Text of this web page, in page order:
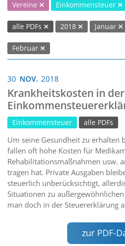
Vereine Einkommensteuer
alle PDFs 2018 Januar
Februar
30 NOV. 2018
Krankheitskosten in der
Einkommensteuer alle PDFs
Um seine Gesundheit zu erhalten
fallen oft hohe Kosten für
Rehabilitationsmaßnahmen usw.
tragen hat. Private Ausgaben
steuerlich unberücksichtigt,
Situationen zu
man doch in der Steuererklärung
zur PDF-